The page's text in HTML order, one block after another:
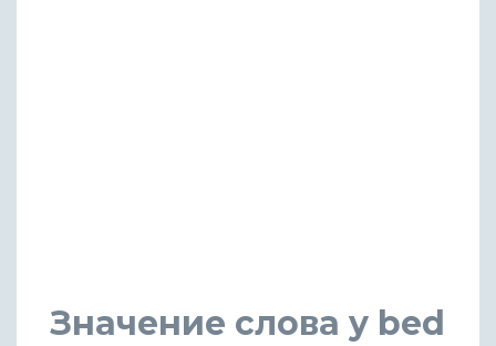
Значение слова y bed